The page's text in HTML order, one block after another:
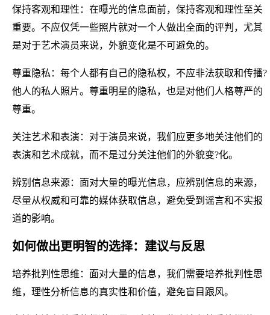
保持客观和理性：在曝光的信息面前，保持客观和理性至关
重要。不应仅凭一些照片就对一个人做出全面的评判，尤其
是对于艺术演员来说，外貌变化是不可避免的。
尊重隐私：每个人都有自己的隐私权，不应非法获取和传播?
他人的私人照片。尊重明星的隐私，也是对他们人格尊严的
尊重。
关注艺术和表演：对于演员来说，我们应更多地关注他们的
表演和艺术成就，而不是过分关注他们的外貌变?化。
辨别信息来源：面对大量的曝光信息，应辨别信息的来源，
尽量从权威和可靠的媒体获取信息，避免受到谣言和不实报
道的影响。
如何做出更明智的选择：建议与反思
培养批判性思维：面对大量的信息，我们需要培养批判性思
维，理性分析信息的真实性和价值，避免盲目跟风。